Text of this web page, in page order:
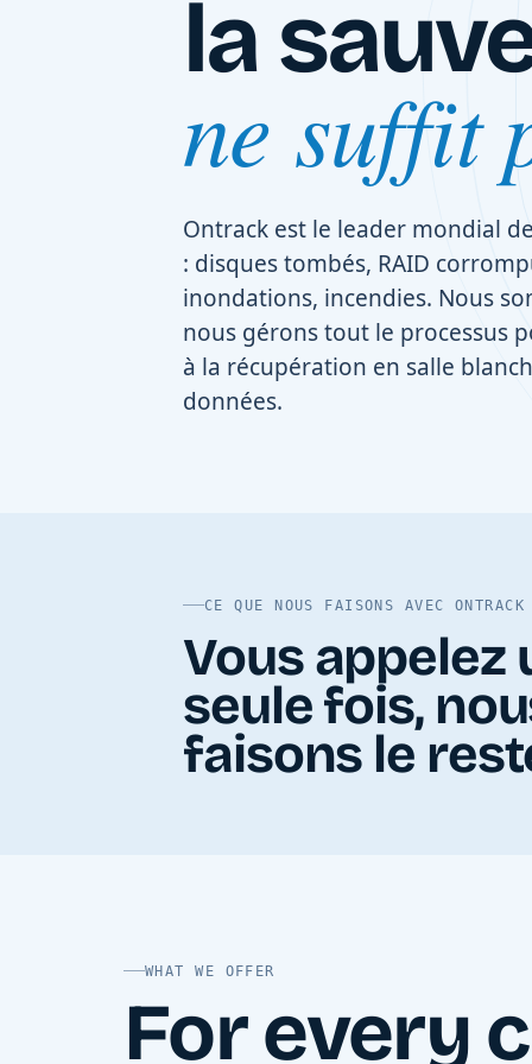
la
ne suffit
Ontrack est le leader mondial
: disques tombés, RAID
inondations, incendies. Nous
nous gérons tout le processus
à la récupération en salle
données.
CE QUE NOUS FAISONS AVEC ONTRACK
Vous appelez
seule fois,
faisons le
WHAT WE OFFER
For every